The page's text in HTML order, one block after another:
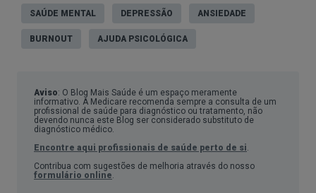
percecionada como algo grave. Por isso, é
O que é a depressão?
depressão(ou perturbação depressiva) é uma
condição de saúde mental que vai muito para além
SAÚDE MENTAL DEPRESSÃO ANSIEDADE
BURNOUT AJUDA PSICOLÓGICA
Aviso: O Blog Mais Saúde é um espaço meramente
informativo. A Medicare recomenda sempre a consulta de um
profissional de saúde para diagnóstico ou tratamento, não
devendo nunca este Blog ser considerado substituto de
diagnóstico médico.
Encontre aqui profissionais de saúde perto de si
Contribua com sugestões de melhoria através do nosso
formulário online